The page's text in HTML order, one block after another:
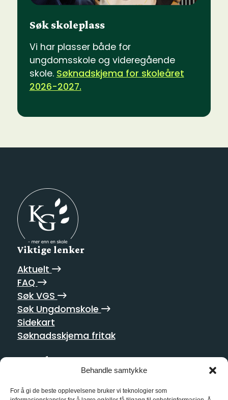
Behandle samtykke
For å gi de beste opplevelsene bruker vi teknologier som
Søk skoleplass
Vi har plasser både for
ungdomsskole og videregående
skole. Søknadskjema for skoleåret
2026-2027.
Viktige lenker
Aktuelt
FAQ
Søk VGS
Søk Ungdomskole
Sidekart
Søknadsskjema fritak
Postadresse
0352 Oslo